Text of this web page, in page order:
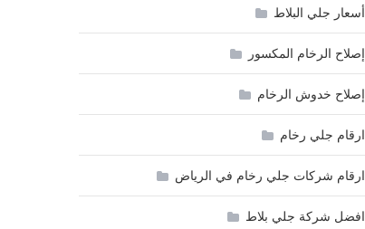
أسعار جلي البلاط
إصلاح الرخام المكسور
إصلاح خدوش الرخام
ارقام جلي رخام
ارقام شركات جلي رخام في الرياض
افضل شركة جلي بلاط